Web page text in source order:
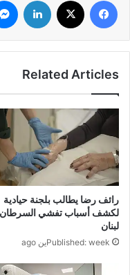
Related Articles
رائف رضا يطالب بلجنة حيادية
لكشف أسباب تفشي
لبنان
Published: weekين ago